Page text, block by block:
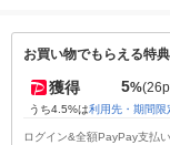
お買い物でもらえる特典
獲得 5%
うち4.5%は利用先・期間限
ログイン&全額PayPay支払